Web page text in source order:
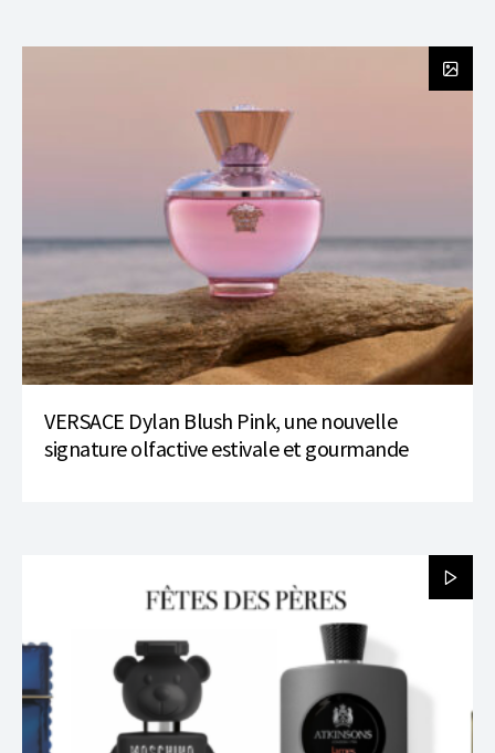
VERSACE Dylan Blush Pink, une nouvelle
signature olfactive estivale et gourmande